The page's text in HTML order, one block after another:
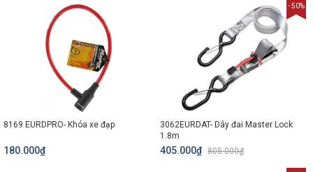
8169 EURDPRO- Khóa xe đạp
180.000₫
- 50%
3062EURDAT- Dây đai Master Lock
1.8m
405.000₫ 805.000₫